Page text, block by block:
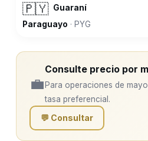
🇵🇾 Guaraní
Paraguayo · PYG
💼
Consulte precio por
Para operaciones de
tasa preferencial.
💬 Consultar